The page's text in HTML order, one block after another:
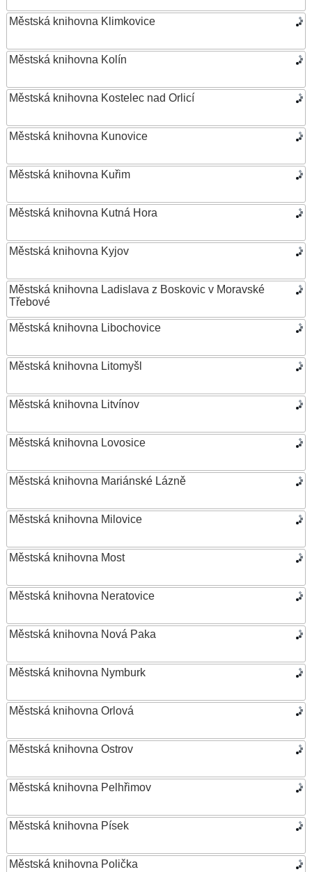
Městská knihovna Klimkovice
Městská knihovna Kolín
Městská knihovna Kostelec nad Orlicí
Městská knihovna Kunovice
Městská knihovna Kuřim
Městská knihovna Kutná Hora
Městská knihovna Kyjov
Městská knihovna Ladislava z Boskovic v Moravské
Třebové
Městská knihovna Libochovice
Městská knihovna Litomyšl
Městská knihovna Litvínov
Městská knihovna Lovosice
Městská knihovna Mariánské Lázně
Městská knihovna Milovice
Městská knihovna Most
Městská knihovna Neratovice
Městská knihovna Nová Paka
Městská knihovna Nymburk
Městská knihovna Orlová
Městská knihovna Ostrov
Městská knihovna Pelhřimov
Městská knihovna Písek
Městská knihovna Polička